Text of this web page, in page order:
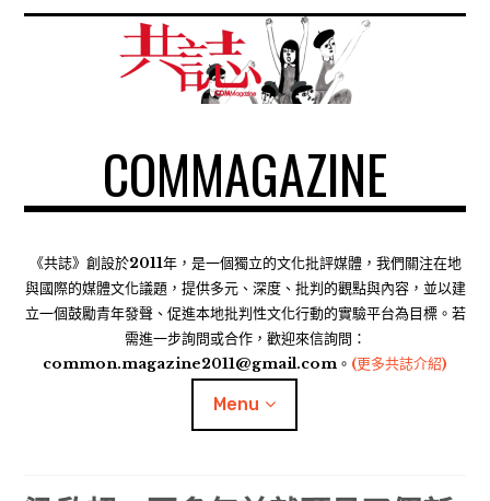
COMMAGAZINE
《共誌》創設於2011年，是一個獨立的文化批評媒體，我們關注在地
與國際的媒體文化議題，提供多元、深度、批判的觀點與內容，並以建
立一個鼓勵青年發聲、促進本地批判性文化行動的實驗平台為目標。若
需進一步詢問或合作，歡迎來信詢問：
common.magazine2011@gmail.com。 (更多共誌介紹)
Menu